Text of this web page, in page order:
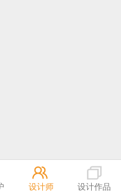
设计师 设计作品